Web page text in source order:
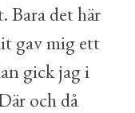
Bara det här
gav mig ett
gick jag i
och då